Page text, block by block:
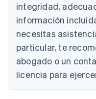
integridad,
información
necesitas
particular, te
abogado o un
licencia para
Bélgica
NederlandsFrançais
Brasil
Português English
Bulgaria
English
Canadá
English Français
China continental